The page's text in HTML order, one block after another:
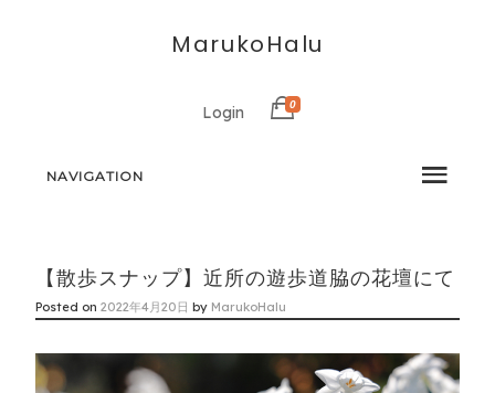
MarukoHalu
Login 0
NAVIGATION
【散歩スナップ】近所の遊歩道脇の花壇にて
Posted on2022年4月20日 by MarukoHalu